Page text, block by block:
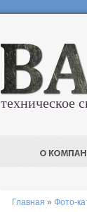
техническое
Главная » Фото-